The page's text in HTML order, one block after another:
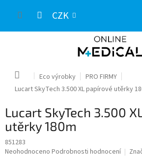
CZK
Domů Eco výrobky
PRO FIRMY
Lucart SkyTech 3.500 XL papírové utěrky
Lucart SkyTech 3.500
utěrky 180m
851283
Průměrné
Neohodnoceno Podrobnosti hodnocení